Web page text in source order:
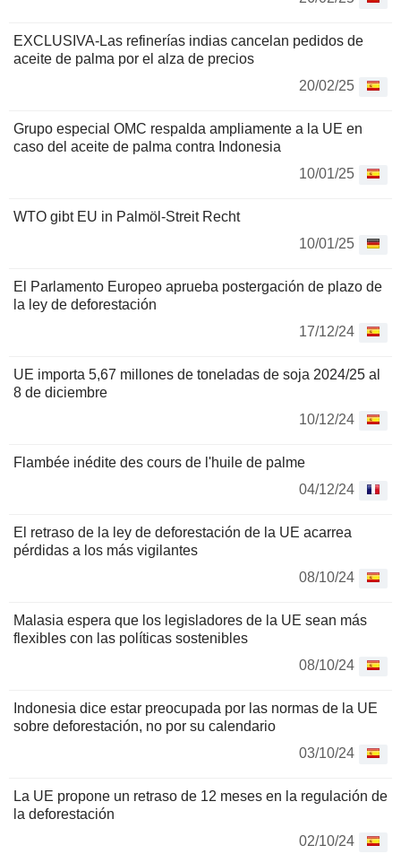
EXCLUSIVA-Las refinerías indias cancelan pedidos de
aceite de palma por el alza de precios
20/02/25
Grupo especial OMC respalda ampliamente a la UE en
caso del aceite de palma contra Indonesia
10/01/25
WTO gibt EU in Palmöl-Streit Recht
10/01/25
El Parlamento Europeo aprueba postergación de plazo de
la ley de deforestación
17/12/24
UE importa 5,67 millones de toneladas de soja 2024/25 al
8 de diciembre
10/12/24
Flambée inédite des cours de l'huile de palme
04/12/24
El retraso de la ley de deforestación de la UE acarrea
pérdidas a los más vigilantes
08/10/24
Malasia espera que los legisladores de la UE sean más
flexibles con las políticas sostenibles
08/10/24
Indonesia dice estar preocupada por las normas de la UE
sobre deforestación, no por su calendario
03/10/24
La UE propone un retraso de 12 meses en la regulación de
la deforestación
02/10/24